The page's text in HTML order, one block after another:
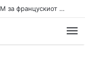
ВМРО-ДПМНЕ: Приказната на СДСМ за францускиот предлог ќе заврши како таа за мигранти за пари